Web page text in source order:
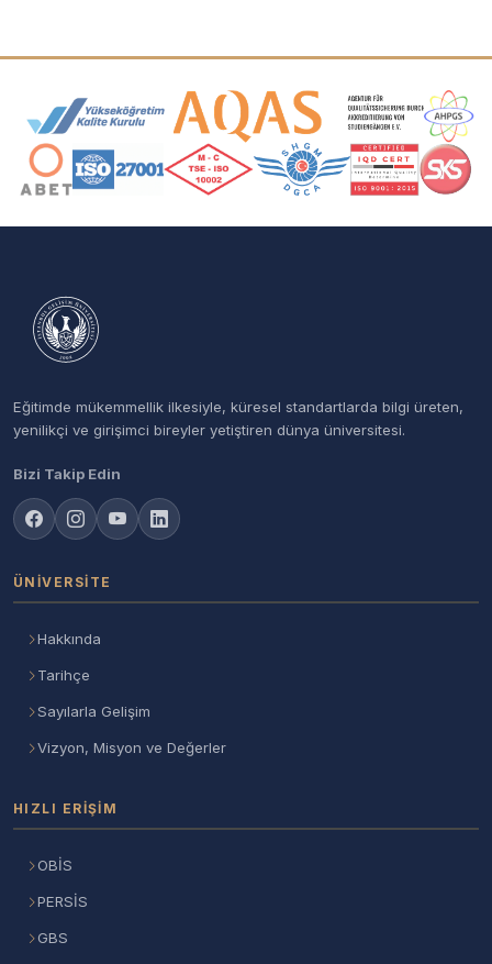
Akreditasyon ve Üyelik Logoları
Eğitimde mükemmellik ilkesiyle, küresel standartlarda bilgi üreten,
yenilikçi ve girişimci bireyler yetiştiren dünya üniversitesi.
Bizi Takip Edin
ÜNIVERSITE
Hakkında
Tarihçe
Sayılarla Gelişim
Vizyon, Misyon ve Değerler
HIZLI ERIŞIM
OBİS
PERSİS
GBS